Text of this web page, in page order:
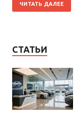
ЧИТАТЬ ДАЛЕЕ
СТАТЬИ